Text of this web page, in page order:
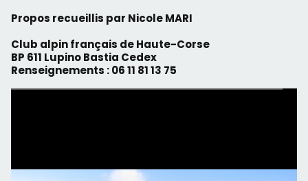
Propos recueillis par Nicole MARI
Club alpin français de Haute-Corse
BP 611 Lupino Bastia Cedex
Renseignements : 06 11 81 13 75